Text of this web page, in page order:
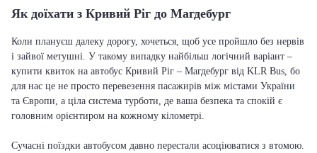
Як доїхати з Кривий Ріг до Магдебург
Коли плануєш далеку дорогу, хочеться, щоб усе пройшло без нервів
і зайвої метушні. У такому випадку найбільш логічний варіант –
купити квиток на автобус Кривий Ріг – Магдебург від KLR Bus, бо
для нас це не просто перевезення пасажирів між містами України
та Європи, а ціла система турботи, де ваша безпека та спокій є
головним орієнтиром на кожному кілометрі.
Сучасні поїздки автобусом давно перестали асоціюватися з втомою.